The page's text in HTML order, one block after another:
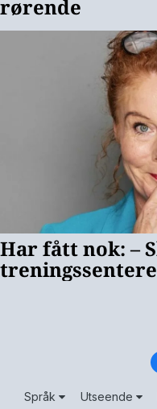
Språk Utseende